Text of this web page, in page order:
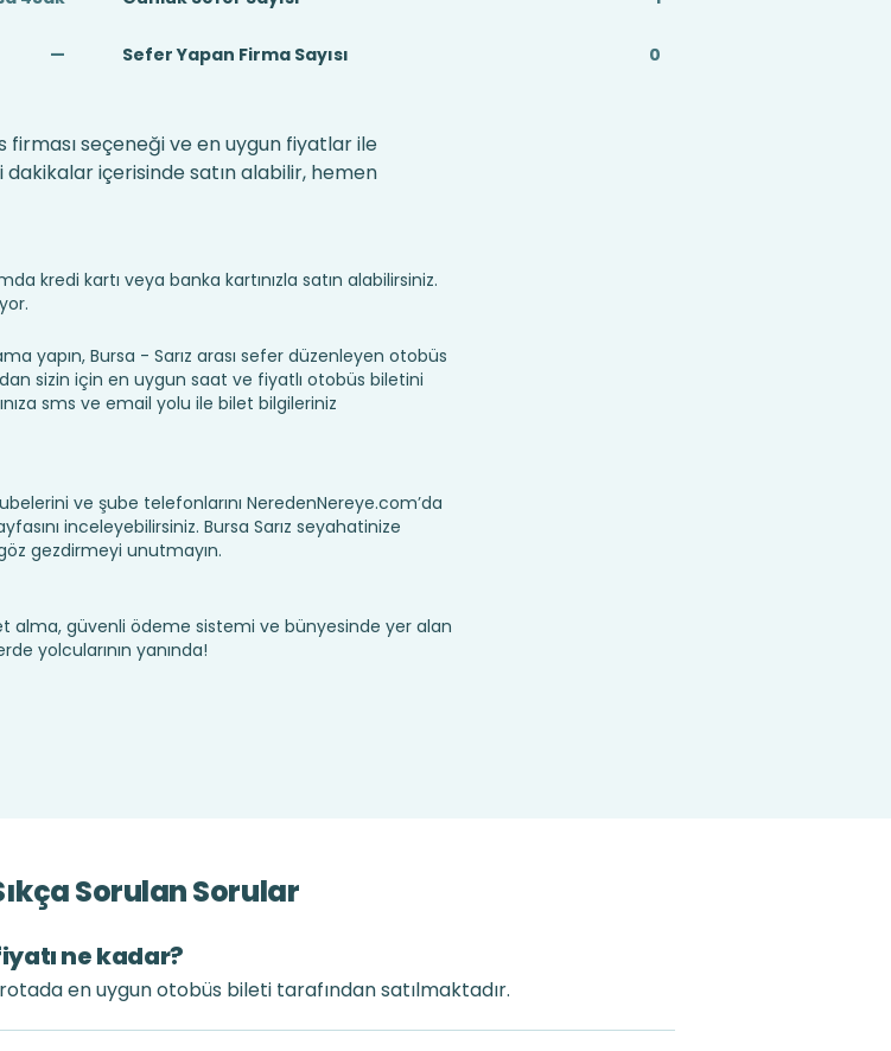
— Sefer Yapan Firma Sayısı 0
firması seçeneği ve en uygun fiyatlar ile
içerisinde satın alabilir, hemen
kredi kartı veya banka kartınızla satın alabilirsiniz.
yapın, Bursa - Sarız arası sefer düzenleyen otobüs
sizin için en uygun saat ve fiyatlı otobüs biletini
sms ve email yolu ile bilet bilgileriniz
ve şube telefonlarını NeredenNereye.com’da
inceleyebilirsiniz. Bursa Sarız seyahatinize
gezdirmeyi unutmayın.
alma, güvenli ödeme sistemi ve bünyesinde yer alan
yolcularının yanında!
Sorulan Sorular
ne kadar?
en uygun otobüs bileti tarafından satılmaktadır.